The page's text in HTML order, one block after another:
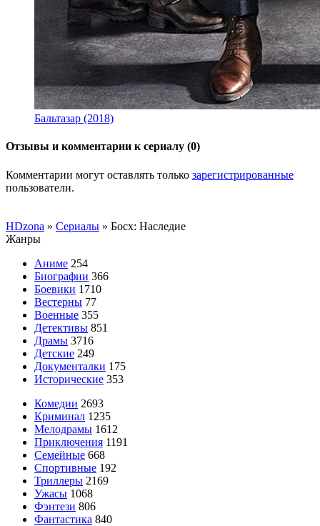
Бальтазар (2018)
Отзывы и комментарии к сериалу (0)
Комментарии могут оставлять только зарегистрированные
пользователи.
HDzona » Сериалы » Босх: Наследие
Жанры
Аниме 254
Биографии 366
Боевики 1710
Вестерны 77
Военные 355
Детективы 851
Драмы 3716
Детские 249
Документалки 175
Исторические 353
Комедии 2693
Криминал 1235
Мелодрамы 1612
Приключения 1191
Семейные 668
Спортивные 192
Триллеры 2169
Ужасы 1068
Фэнтези 806
Фантастика 840